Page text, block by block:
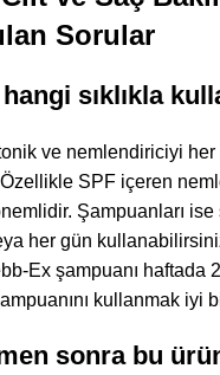
Sorular
sıklıkla
ve nemlendiriciyi
SPF içeren
Şampuanları ise
her gün
Ex şampuanı haftada
kullanmak iyi
sonra bu